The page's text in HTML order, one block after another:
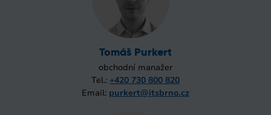
Tomáš Purkert
obchodní manažer
Tel.: +420 730 800 820
Email: purkert@itsbrno.cz